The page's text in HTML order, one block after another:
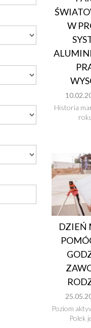
W
Historia
DZIEŃ
Poziom
Polek